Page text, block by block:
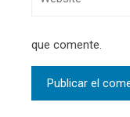
que comente.